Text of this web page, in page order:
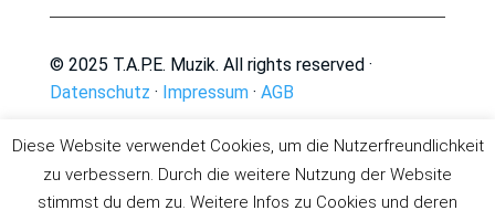
© 2025 T.A.P.E. Muzik. All rights reserved ·
Datenschutz · Impressum· AGB
Diese Website verwendet Cookies, um die Nutzerfreundlichkeit
zu verbessern. Durch die weitere Nutzung der Website
stimmst du dem zu. Weitere Infos zu Cookies und deren